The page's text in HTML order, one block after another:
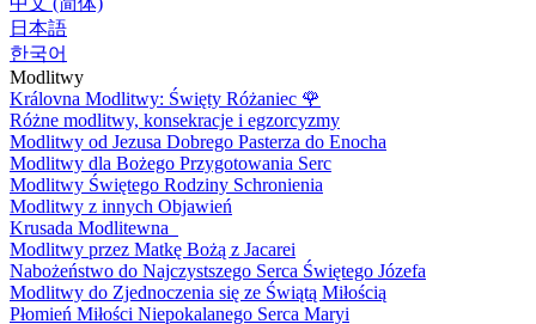
日本語
한국어
Modlitwy
Královna Modlitwy: Święty Różaniec 🌹
Różne modlitwy, konsekracje i egzorcyzmy
Modlitwy od Jezusa Dobrego Pasterza do Enocha
Modlitwy dla Bożego Przygotowania Serc
Modlitwy Świętego Rodziny Schronienia
Modlitwy z innych Objawień
Krusada Modlitewna
Modlitwy przez Matkę Bożą z Jacarei
Nabożeństwo do Najczystszego Serca Świętego Józefa
Modlitwy do Zjednoczenia się ze Świątą Miłością
Płomień Miłości Niepokalanego Serca Maryi